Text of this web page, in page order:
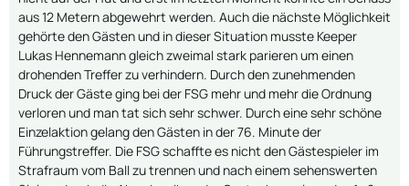
aus 12 Metern abgewehrt werden. Auch die nächste Möglichkeit
gehörte den Gästen und in dieser Situation musste Keeper
Lukas Hennemann gleich zweimal stark parieren um einen
drohenden Treffer zu verhindern. Durch den zunehmenden
Druck der Gäste ging bei der FSG mehr und mehr die Ordnung
verloren und man tat sich sehr schwer. Durch eine sehr schöne
Einzelaktion gelang den Gästen in der 76. Minute der
Führungstreffer. Die FSG schaffte es nicht den Gästespieler im
Strafraum vom Ball zu trennen und nach einem sehenswerten